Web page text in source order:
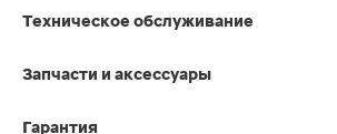
Техническое обслуживание
Запчасти и аксессуары
Гарантия